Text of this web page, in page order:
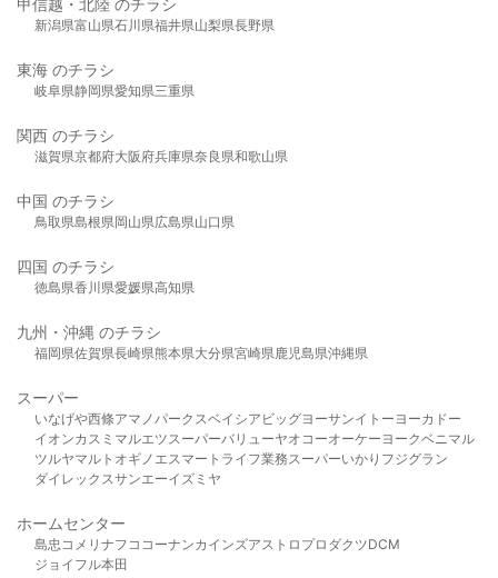
甲信越・北陸 のチラシ
新潟県富山県石川県福井県山梨県長野県
東海 のチラシ
岐阜県静岡県愛知県三重県
関西 のチラシ
滋賀県京都府大阪府兵庫県奈良県和歌山県
中国 のチラシ
鳥取県島根県岡山県広島県山口県
四国 のチラシ
徳島県香川県愛媛県高知県
九州・沖縄 のチラシ
福岡県佐賀県長崎県熊本県大分県宮崎県鹿児島県沖縄県
スーパー
いなげや西條アマノパークスベイシア ビッグヨーサンイトーヨーカドー
イオンカスミ マルエツスーパーバリューヤオコーオーケー ヨークベニマル
ツルヤマルト オギノ エスマート ライフ業務スーパーいかり フジグラン
ダイレックスサンエーイズミヤ
ホームセンター
島忠 コメリ ナフコ コーナンカインズアストロプロダクツDCM
ジョイフル本田